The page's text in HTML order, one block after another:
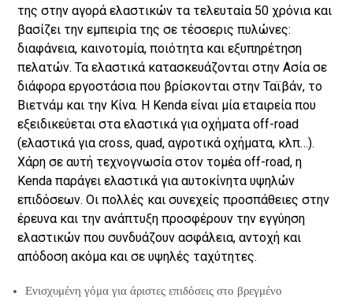
της στην αγορά ελαστικών τα τελευταία 50 χρόνια και
βασίζει την εμπειρία της σε τέσσερις πυλώνες:
διαφάνεια, καινοτομία, ποιότητα και εξυπηρέτηση
πελατών. Τα ελαστικά κατασκευάζονται στην Ασία σε
διάφορα εργοστάσια που βρίσκονται στην Ταϊβάν, το
Βιετνάμ και την Κίνα. Η Kenda είναι μία εταιρεία που
εξειδικεύεται στα ελαστικά για οχήματα off-road
(ελαστικά για cross, quad, αγροτικά οχήματα, κλπ…).
Χάρη σε αυτή τεχνογνωσία στον τομέα off-road, η
Kenda παράγει ελαστικά για αυτοκίνητα υψηλών
επιδόσεων. Οι πολλές και συνεχείς προσπάθειες στην
έρευνα και την ανάπτυξη προσφέρουν την εγγύηση
ελαστικών που συνδυάζουν ασφάλεια, αντοχή και
απόδοση ακόμα και σε υψηλές ταχύτητες.
Ενισχυμένη γόμα για άριστες επιδόσεις στο βρεγμένο